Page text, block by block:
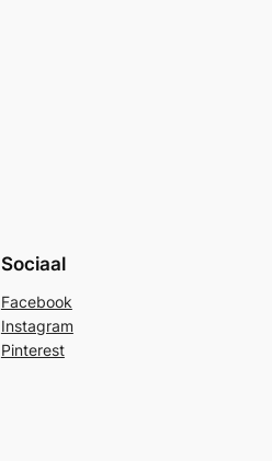
Sociaal
Facebook
Instagram
Pinterest